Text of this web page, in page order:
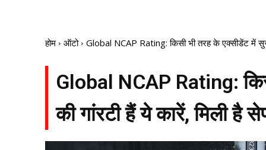
होम ऑटो Global NCAP Rating: किसी भी तरह के एक्सीडेंट में
Global NCAP Rating:
की गांरटी हैं ये कारें, मिली है